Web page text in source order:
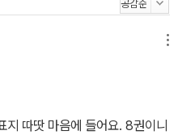
지 따땃 마음에 들어요. 8권이니